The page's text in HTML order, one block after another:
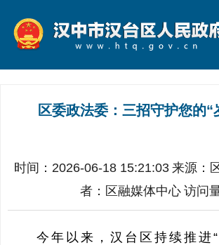
区委政法委：三招守护您的“
时间：2026-06-18 15:21:03 来源：
者： 区融媒体中心 访问
今年以来，汉台区持续推进